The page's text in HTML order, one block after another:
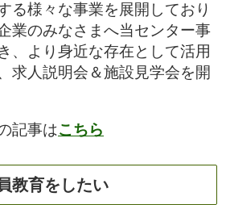
る様々な事業を展開しており
業のみなさまへ当センター事
、より身近な存在として活用
求人説明会＆施設見学会を開
記事はこちら
教育をしたい